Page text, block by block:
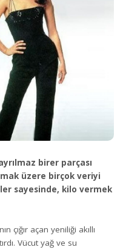
birer parçası
üzere birçok veriyi
sayesinde, kilo vermek
çığır açan yeniliği akıllı
Vücut yağ ve su